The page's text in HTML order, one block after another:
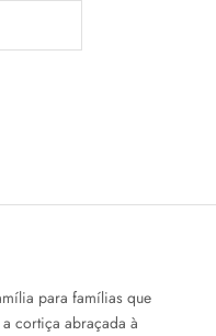
para famílias que
cortiça abraçada à